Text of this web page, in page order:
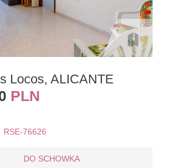
Locos, ALICANTE
PLN
RSE-76626
DO SCHOWKA